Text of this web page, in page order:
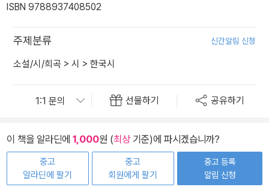
ISBN 9788937408502
주제분류 신간알림 신청
소설/시/희곡 > 시 > 한국시
선물하기 공유하기
이 책을 알라딘에 1,000원 (최상기준)에 파시겠습니까?
중고
알라딘에 팔기
중고
회원에게 팔기
중고 등록
알림 신청